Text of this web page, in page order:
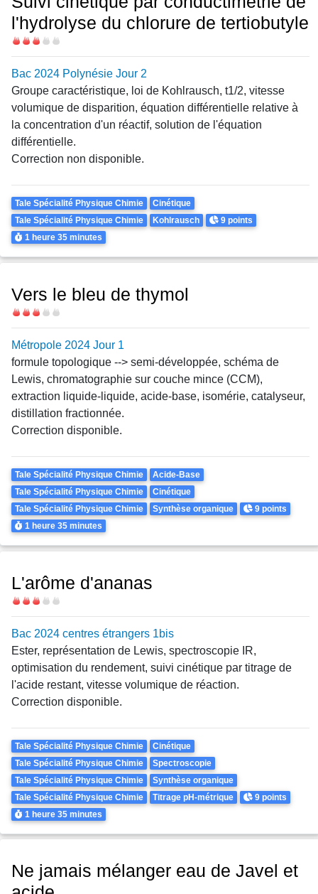
l'hydrolyse du chlorure de tertiobutyle
Difficulté
Bac 2024 Polynésie Jour 2
Groupe caractéristique, loi de Kohlrausch, t1/2, vitesse
volumique de disparition, équation différentielle relative à
la concentration d'un réactif, solution de l'équation
différentielle.
Correction non disponible.
Theme
Tale Spécialité Physique Chimie
Cinétique
Tale Spécialité Physique Chimie
Kohlrausch Points
9 points
Durée
1 heure 35 minutes
Vers le bleu de thymol
Difficulté
Métropole 2024 Jour 1
formule topologique --> semi-développée, schéma de
Lewis, chromatographie sur couche mince (CCM),
extraction liquide-liquide, acide-base, isomérie, catalyseur,
distillation fractionnée.
Correction disponible.
Theme
Tale Spécialité Physique Chimie
Acide-Base
Tale Spécialité Physique Chimie
Cinétique
Tale Spécialité Physique Chimie
Synthèse organique Points
9 points
Durée
1 heure 35 minutes
L'arôme d'ananas
Difficulté
Bac 2024 centres étrangers 1bis
Ester, représentation de Lewis, spectroscopie IR,
optimisation du rendement, suivi cinétique par titrage de
l'acide restant, vitesse volumique de réaction.
Correction disponible.
Theme
Tale Spécialité Physique Chimie
Cinétique
Tale Spécialité Physique Chimie
Spectroscopie
Tale Spécialité Physique Chimie
Synthèse organique
Tale Spécialité Physique Chimie
Titrage pH-métrique Points
9 points
Durée
1 heure 35 minutes
Ne jamais mélanger eau de Javel et